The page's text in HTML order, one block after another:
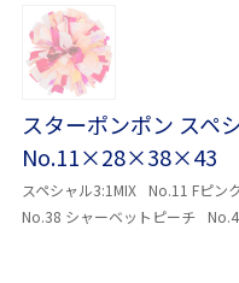
スターポンポン スペ
No.11×28×38×43
スペシャル3:1MIX No.11 Fピン
No.38 シャーベットピーチ